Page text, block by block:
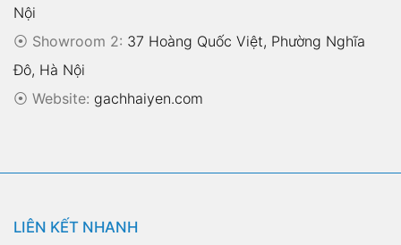
Nội
⦿ Showroom 2: 37 Hoàng Quốc Việt, Phường Nghĩa
Đô, Hà Nội
⦿ Website: gachhaiyen.com
LIÊN KẾT NHANH